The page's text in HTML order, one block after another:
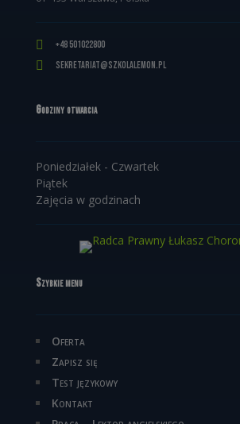
 +48 501022800
 sekretariat@szkolalemon.pl
Godziny otwarcia
Poniedziałek - Czwartek
Piątek
Zajęcia w godzinach
Szybkie menu
Oferta
Zapisz się
Test językowy
Kontakt